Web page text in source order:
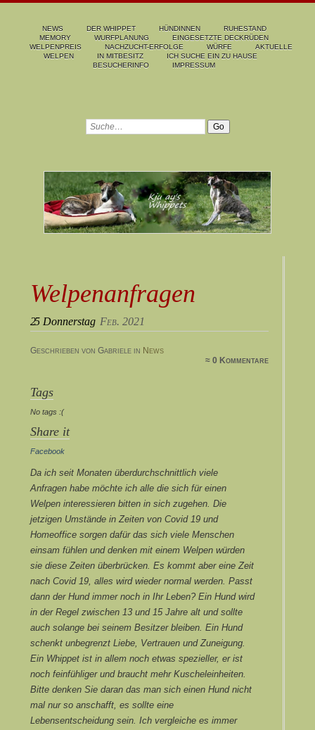
NEWS DER WHIPPET HÜNDINNEN
RUHESTAND
MEMORY
WURFPLANUNG
EINGESETZTE DECKRÜDEN
WELPENPREIS
NACHZUCHT-ERFOLGE WÜRFE
AKTUELLE
WELPEN
IN MITBESITZ
ICH SUCHE EIN ZU HAUSE
BESUCHERINFO
IMPRESSUM
Welpenanfragen
25 Donnerstag Feb. 2021
Geschrieben von Gabriele in News
≈ 0 Kommentare
Tags
No tags :(
Share it
Facebook
Da ich seit Monaten überdurchschnittlich viele
Anfragen habe möchte ich alle die sich für einen
Welpen interessieren bitten in sich zugehen. Die
jetzigen Umstände in Zeiten von Covid 19 und
Homeoffice sorgen dafür das sich viele Menschen
einsam fühlen und denken mit einem Welpen würden
sie diese Zeiten überbrücken. Es kommt aber eine Zeit
nach Covid 19, alles wird wieder normal werden. Passt
dann der Hund immer noch in Ihr Leben? Ein Hund wird
in der Regel zwischen 13 und 15 Jahre alt und sollte
auch solange bei seinem Besitzer bleiben. Ein Hund
schenkt unbegrenzt Liebe, Vertrauen und Zuneigung.
Ein Whippet ist in allem noch etwas spezieller, er ist
noch feinfühliger und braucht mehr Kuscheleinheiten.
Bitte denken Sie daran das man sich einen Hund nicht
mal nur so anschafft, es sollte eine
Lebensentscheidung sein. Ich vergleiche es immer